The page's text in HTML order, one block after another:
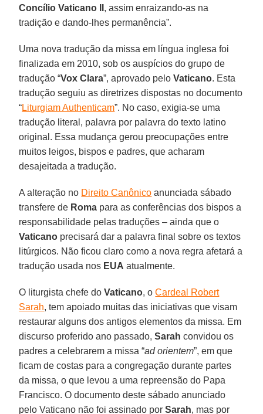
Concílio Vaticano II , assim enraizando-as na
tradição e dando-lhes permanência”.
Uma nova tradução da missa em língua inglesa foi
finalizada em 2010, sob os auspícios do grupo de
tradução “Vox Clara”, aprovado peloVaticano. Esta
tradução seguiu as diretrizes dispostas no documento
“Liturgiam Authenticam”. No caso, exigia-se uma
tradução literal, palavra por palavra do texto latino
original. Essa mudança gerou preocupações entre
muitos leigos, bispos e padres, que acharam
desajeitada a tradução.
A alteração no Direito Canônico anunciada sábado
transfere de Roma para as conferências dos bispos a
responsabilidade pelas traduções – ainda que o
Vaticano precisará dar a palavra final sobre os textos
litúrgicos. Não ficou claro como a nova regra afetará a
tradução usada nos EUA atualmente.
O liturgista chefe doVaticano, oCardeal Robert
Sarah, tem apoiado muitas das iniciativas que visam
restaurar alguns dos antigos elementos da missa. Em
discurso proferido ano passado,Sarah convidou os
padres a celebrarem a missa “ad orientem”, em que
ficam de costas para a congregação durante partes
da missa, o que levou a uma repreensão do Papa
Francisco. O documento deste sábado anunciado
pelo Vaticano não foi assinado porSarah, mas por